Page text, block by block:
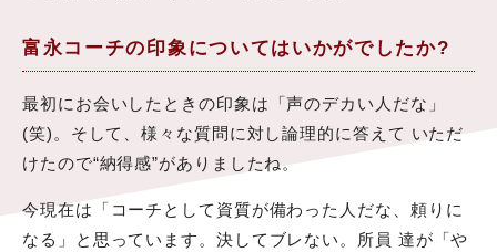
富永コーチの印象についてはいかがでしたか?
最初にお会いしたときの印象は「声のデカい人だな」
(笑)。そして、様々な質問に対し論理的に答えて いただ
けたので“納得感”がありましたね。
今現在は「コーチとして資質が備わった人だな、頼りに
なる」と思っています。決してブレない。所員 達が「や